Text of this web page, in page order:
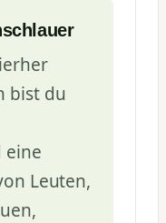
bist du
eine
Leuten,